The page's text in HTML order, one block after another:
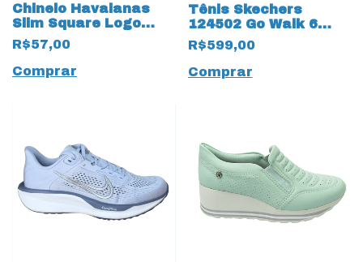
Chinelo Havaianas
Slim Square Logo
Metalizado Dourado
R$57,00
Comprar
Tênis Skechers
124502 Go Walk 6
Glimmering 13564
com Hyper Pillars
R$599,00
Comprar